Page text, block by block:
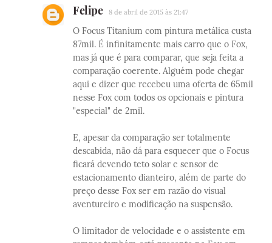
Felipe 8 de abril de 2015 às 21:47
O Focus Titanium com pintura metálica custa
87mil. É infinitamente mais carro que o Fox,
mas já que é para comparar, que seja feita a
comparação coerente. Alguém pode chegar
aqui e dizer que recebeu uma oferta de 65mil
nesse Fox com todos os opcionais e pintura
"especial" de 2mil.
E, apesar da comparação ser totalmente
descabida, não dá para esquecer que o Focus
ficará devendo teto solar e sensor de
estacionamento dianteiro, além de parte do
preço desse Fox ser em razão do visual
aventureiro e modificação na suspensão.
O limitador de velocidade e o assistente em